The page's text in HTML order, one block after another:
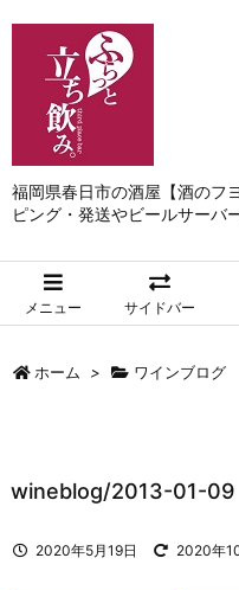
福岡県春日市の酒屋【酒のフ
ピング・発送やビールサーバ
メニュー サイドバー
ホーム > ワインブログ
wineblog/2013-01-09
2020年5月19日 2020年